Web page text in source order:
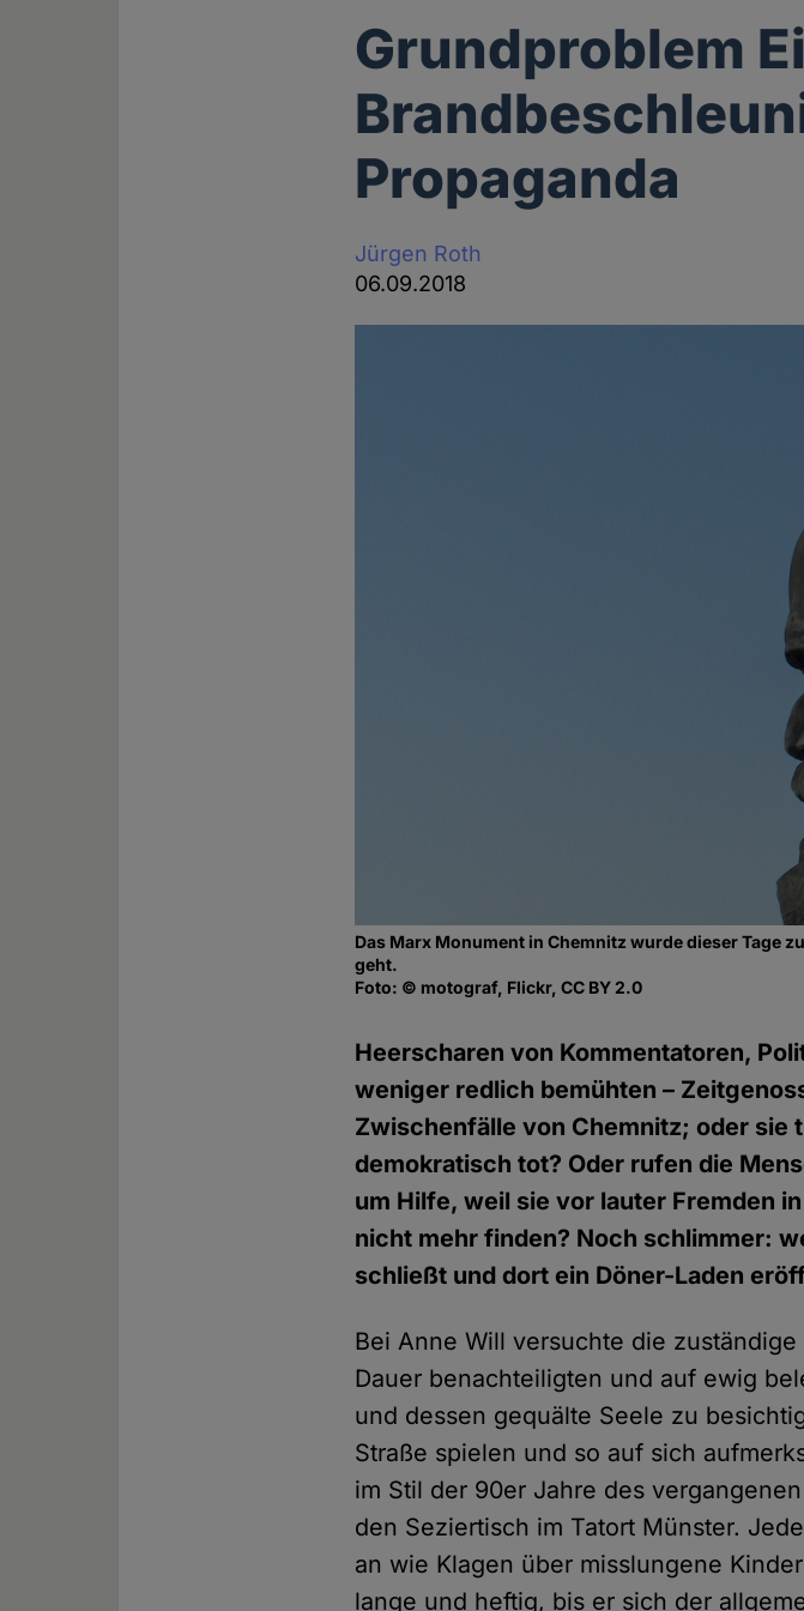
Grundproblem
Propaganda
Jürgen Roth
06.09.2018
Das Marx Monument in Chemnitz wurde dieser Tage
geht.
Foto: © motograf, Flickr, CC BY 2.0
Heerscharen von Kommentatoren,
weniger redlich bemühten –
Zwischenfälle von Chemnitz; oder sie
demokratisch tot? Oder rufen die
um Hilfe, weil sie vor lauter Fremden
nicht mehr finden? Noch schlimmer:
schließt und dort ein Döner-Laden
Bei Anne Will versuchte die
Dauer benachteiligten und auf ewig
und dessen gequälte Seele zu
Straße spielen und so auf sich
im Stil der 90er Jahre des
den Seziertisch im Tatort Münster.
an wie Klagen über misslungene
lange und heftig, bis er sich der